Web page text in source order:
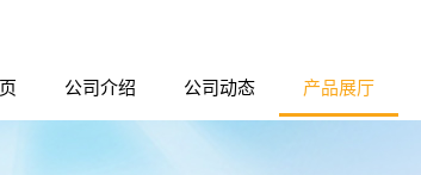
公司介绍 公司动态 产品展厅